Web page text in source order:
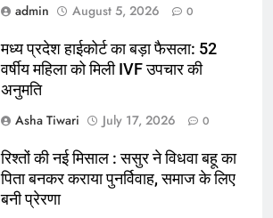
admin
August 5, 2026 0
मध्य प्रदेश हाईकोर्ट का बड़ा फैसला: 52
वर्षीय महिला को मिली IVF उपचार की
अनुमति
Asha Tiwari
July 17, 2026 0
रिश्तों की नई मिसाल : ससुर ने विधवा बहू का
पिता बनकर कराया पुनर्विवाह, समाज के लिए
बनी प्रेरणा